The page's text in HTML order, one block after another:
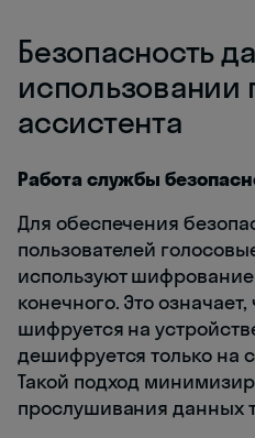
Безопасность
использовании
ассистента
Работа службы
Для обеспечения
пользователей
используют
конечного. Это
шифруется на
дешифруется только на
Такой подход
прослушивания данных